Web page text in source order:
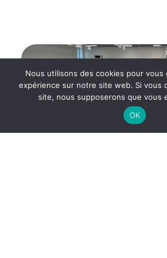
SOLS PVC
Nous utilisons des cookies pour vous
expérience sur notre site web. Si vous
site, nous supposerons que vous
OK